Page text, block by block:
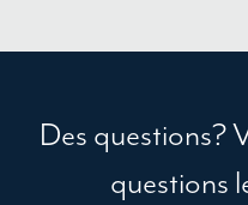
Des questions?
questions